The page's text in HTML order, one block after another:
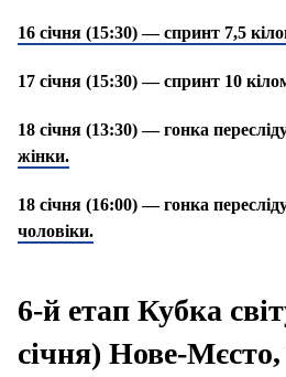
16 січня (15:30) — спринт 7,5
17 січня (15:30) — спринт 10
18 січня (13:30) — гонка
жінки.
18 січня (16:00) — гонка
чоловіки.
6-й етап Кубка
січня) Нове-Мєсто,